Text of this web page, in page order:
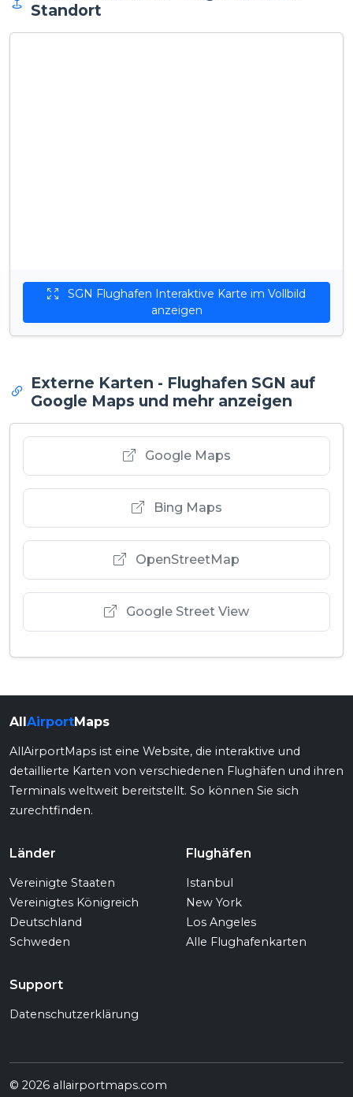
Standort
anzeigen
Externe Karten - Flughafen SGN auf
Google Maps und mehr anzeigen
Google Maps
Bing Maps
OpenStreetMap
Google Street View
AllAirportMaps
AllAirportMaps ist eine Website, die interaktive und
detaillierte Karten von verschiedenen Flughäfen und ihren
Terminals weltweit bereitstellt. So können Sie sich
zurechtfinden.
Länder
Vereinigte Staaten
Vereinigtes Königreich
Deutschland
Schweden
Flughäfen
Istanbul
New York
Los Angeles
Alle Flughafenkarten
Support
Datenschutzerklärung
© 2026 allairportmaps.com